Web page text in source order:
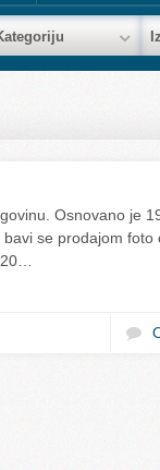
Osnovano je
se prodajom foto